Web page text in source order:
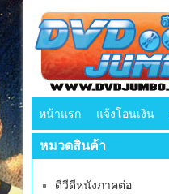
หน้าแรก แจ้งโอนเงิน
หมวดสินค้า
ดีวีดีหนังภาคต่อ